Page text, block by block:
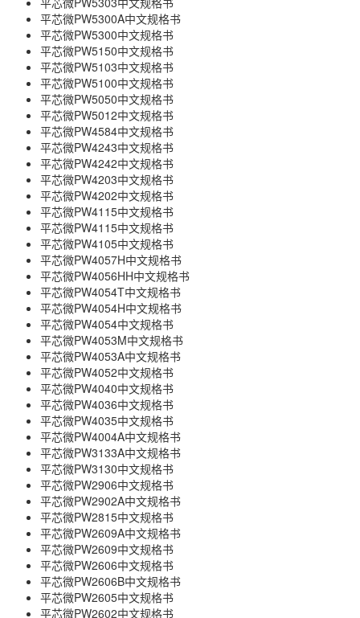
平芯微PW5300A中文规格书
平芯微PW5300中文规格书
平芯微PW5150中文规格书
平芯微PW5103中文规格书
平芯微PW5100中文规格书
平芯微PW5050中文规格书
平芯微PW5012中文规格书
平芯微PW4584中文规格书
平芯微PW4243中文规格书
平芯微PW4242中文规格书
平芯微PW4203中文规格书
平芯微PW4202中文规格书
平芯微PW4115中文规格书
平芯微PW4115中文规格书
平芯微PW4105中文规格书
平芯微PW4057H中文规格书
平芯微PW4056HH中文规格书
平芯微PW4054T中文规格书
平芯微PW4054H中文规格书
平芯微PW4054中文规格书
平芯微PW4053M中文规格书
平芯微PW4053A中文规格书
平芯微PW4052中文规格书
平芯微PW4040中文规格书
平芯微PW4036中文规格书
平芯微PW4035中文规格书
平芯微PW4004A中文规格书
平芯微PW3133A中文规格书
平芯微PW3130中文规格书
平芯微PW2906中文规格书
平芯微PW2902A中文规格书
平芯微PW2815中文规格书
平芯微PW2609A中文规格书
平芯微PW2609中文规格书
平芯微PW2606中文规格书
平芯微PW2606B中文规格书
平芯微PW2605中文规格书
平芯微PW2602中文规格书